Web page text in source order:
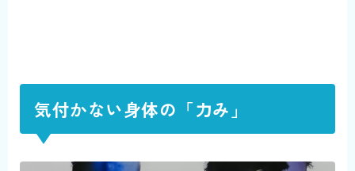
気付かない身体の「力み」